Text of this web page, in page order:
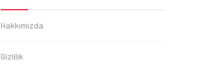
Hakkımızda
Gizlilik